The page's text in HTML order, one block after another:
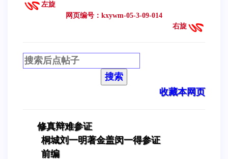
左旋
网页编号：kxywm-05-3-09-014
右旋
搜索
收藏本网页
修真辩难参证
桐城刘一明著金盖闵一得参证
前编